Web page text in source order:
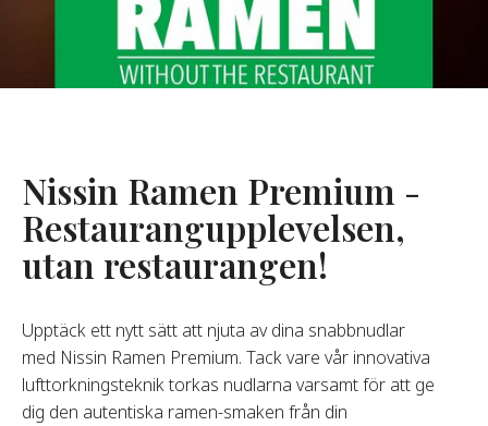
Vanliga
Nissin Ramen Premium -
Restaurangupplevelsen,
utan restaurangen!
Upptäck ett nytt sätt att njuta av dina snabbnudlar
med Nissin Ramen Premium. Tack vare vår innovativa
lufttorkningsteknik torkas nudlarna varsamt för att ge
dig den autentiska ramen-smaken från din